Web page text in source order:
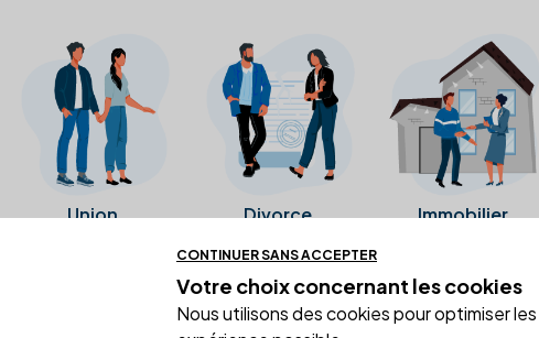
Union Divorce Immobilier
Ces avis proviennent directement de la
CONTINUER SANS ACCEPTER
Votre choix concernant les cookies
Nous utilisons des cookies pour optimiser